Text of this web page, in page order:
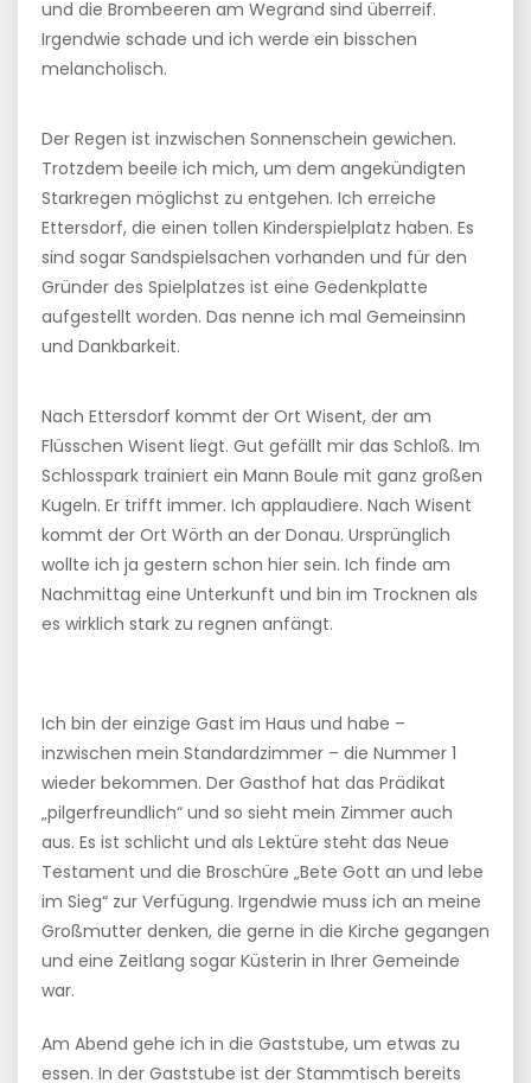
und die Brombeeren am Wegrand sind überreif.
Irgendwie schade und ich werde ein bisschen
melancholisch.
Der Regen ist inzwischen Sonnenschein gewichen.
Trotzdem beeile ich mich, um dem angekündigten
Starkregen möglichst zu entgehen. Ich erreiche
Ettersdorf, die einen tollen Kinderspielplatz haben. Es
sind sogar Sandspielsachen vorhanden und für den
Gründer des Spielplatzes ist eine Gedenkplatte
aufgestellt worden. Das nenne ich mal Gemeinsinn
und Dankbarkeit.
Nach Ettersdorf kommt der Ort Wisent, der am
Flüsschen Wisent liegt. Gut gefällt mir das Schloß. Im
Schlosspark trainiert ein Mann Boule mit ganz großen
Kugeln. Er trifft immer. Ich applaudiere. Nach Wisent
kommt der Ort Wörth an der Donau. Ursprünglich
wollte ich ja gestern schon hier sein. Ich finde am
Nachmittag eine Unterkunft und bin im Trocknen als
es wirklich stark zu regnen anfängt.
Ich bin der einzige Gast im Haus und habe –
inzwischen mein Standardzimmer – die Nummer 1
wieder bekommen. Der Gasthof hat das Prädikat
„pilgerfreundlich“ und so sieht mein Zimmer auch
aus. Es ist schlicht und als Lektüre steht das Neue
Testament und die Broschüre „Bete Gott an und lebe
im Sieg“ zur Verfügung. Irgendwie muss ich an meine
Großmutter denken, die gerne in die Kirche gegangen
und eine Zeitlang sogar Küsterin in Ihrer Gemeinde
war.
Am Abend gehe ich in die Gaststube, um etwas zu
essen. In der Gaststube ist der Stammtisch bereits